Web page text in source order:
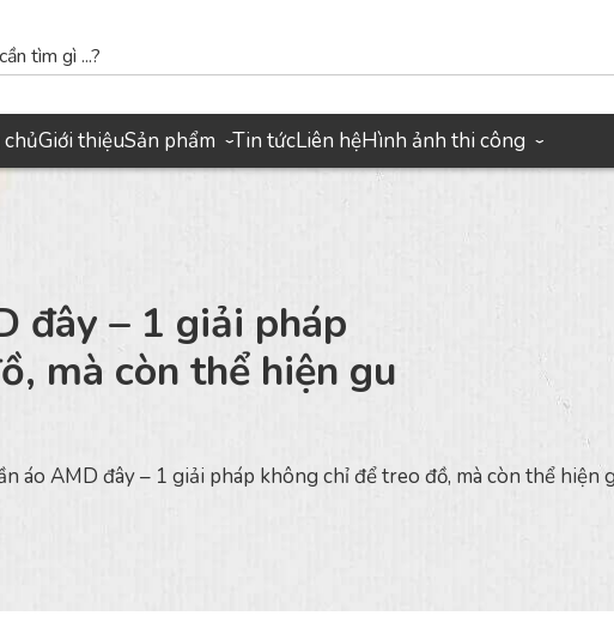
Giới thiệuSản phẩm ›Tin tứcLiên hệHình ảnh thi công ›
đây – 1 giải pháp
mà còn thể hiện gu
áo AMD đây – 1 giải pháp không chỉ để treo đồ, mà còn thể hiện